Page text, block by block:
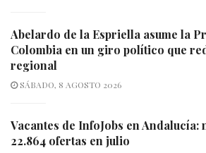
Abelardo de la Espriella asume la
Colombia en un giro político que
regional
SÁBADO, 8 AGOSTO 2026
Vacantes de InfoJobs en Andalucía:
22.864 ofertas en julio